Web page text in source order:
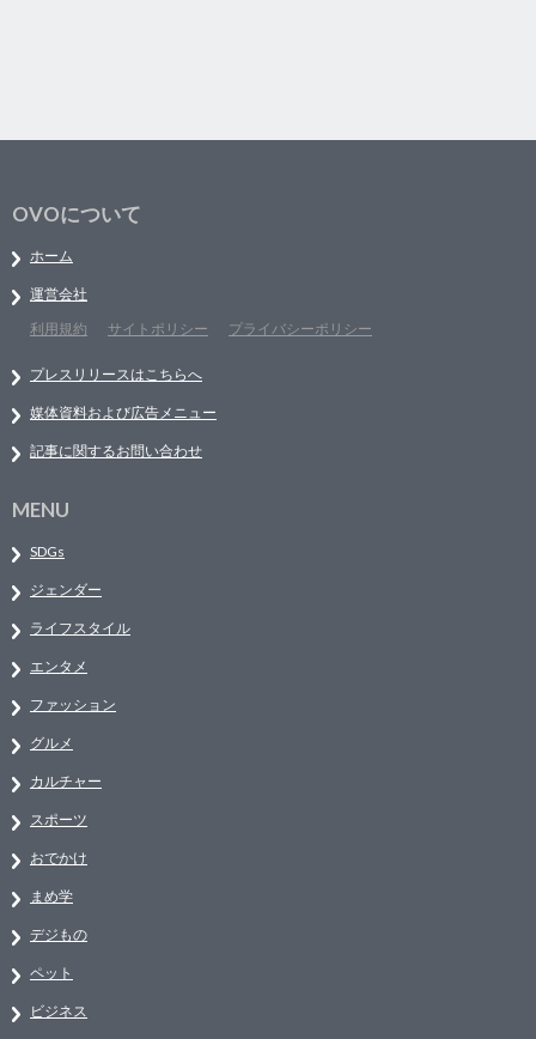
OVOについて
ホーム
運営会社
利用規約
サイトポリシー プライバシーポリシー
プレスリリースはこちらへ
媒体資料および広告メニュー
記事に関するお問い合わせ
MENU
SDGs
ジェンダー
ライフスタイル
エンタメ
ファッション
グルメ
カルチャー
スポーツ
おでかけ
まめ学
デジもの
ペット
ビジネス